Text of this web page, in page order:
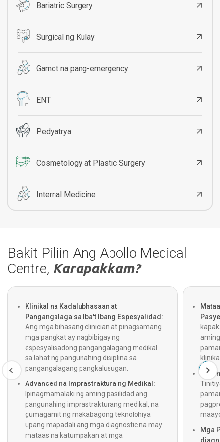
Bariatric Surgery
Surgical ng Kulay
Gamot na pang-emergency
ENT
Pedyatrya
Cosmetology at Plastic Surgery
Internal Medicine
Bakit Piliin Ang Apollo Medical
Centre, Karapakkam?
Klinikal na Kadalubhasaan at
Pangangalaga sa Iba't Ibang Espesyalidad:
Ang mga bihasang clinician at pinagsamang
mga pangkat ay nagbibigay ng
espesyalisadong pangangalagang medikal
sa lahat ng pangunahing disiplina sa
pangangalagang pangkalusugan.
Advanced na Imprastraktura ng Medikal:
Ipinagmamalaki ng aming pasilidad ang
pangunahing imprastrakturang medikal, na
gumagamit ng makabagong teknolohiya
upang mapadali ang mga diagnostic na may
mataas na katumpakan at mga
Mga